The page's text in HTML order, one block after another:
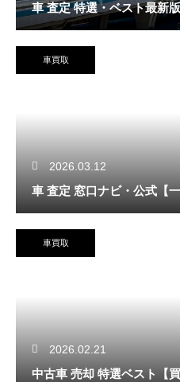
車 査定 特選・ベスト最新
車買取
2026.03.12
車 査定 窓口ナビ・公式【
車買取
2026.02.21
中古車 売却 特選ベスト【